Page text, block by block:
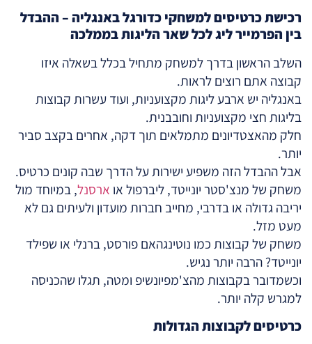
רכישת כרטיסים למשחקי כדורגל באנגליה – ההבדל
בין הפרמייר ליג לכל שאר הליגות בממלכה
השלב הראשון בדרך למשחק מתחיל בכלל בשאלה איזו
קבוצה אתם רוצים לראות.
באנגליה יש ארבע ליגות מקצועניות, ועוד עשרות קבוצות
בליגות חצי מקצועניות וחובבנית.
חלק מהאצטדיונים מתמלאים תוך דקה, אחרים בקצב סביר
יותר.
אבל ההבדל הזה משפיע ישירות על הדרך שבה קונים כרטיס.
משחק של מנצ'סטר יונייטד, ליברפול או ארסנל, במיוחד מול
יריבה גדולה או בדרבי, מחייב חברות מועדון ולעיתים גם לא
מעט מזל.
משחק של קבוצות כמו נוטינגהאם פורסט, ברנלי או שפילד
יונייטד? הרבה יותר נגיש.
וכשמדובר בקבוצות מהצ'מפיונשיפ ומטה, תגלו שהכניסה
למגרש קלה יותר.
כרטיסים לקבוצות הגדולות